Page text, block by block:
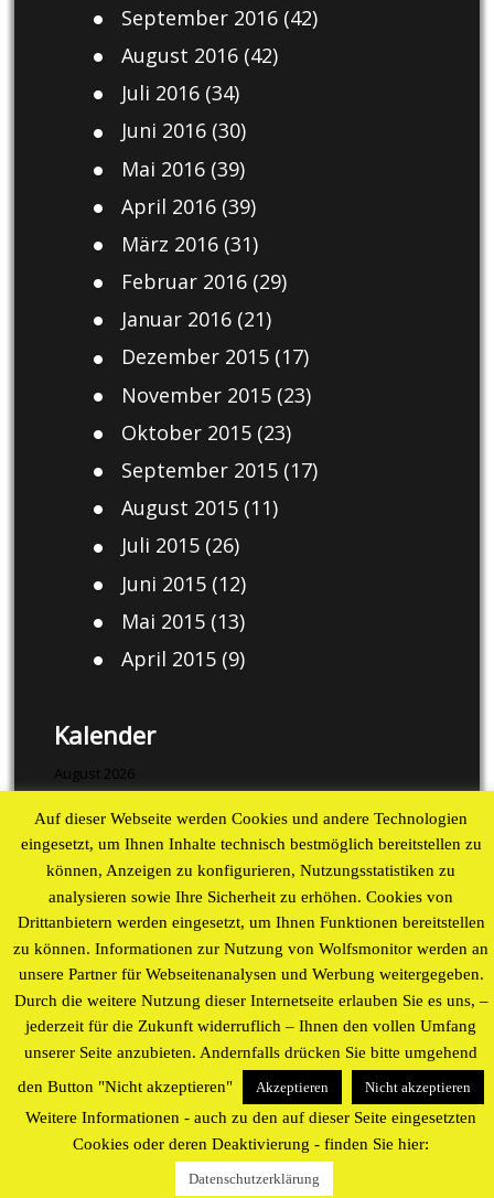
September 2016(42)
August 2016(42)
Juli 2016(34)
Juni 2016(30)
Mai 2016(39)
April 2016(39)
März 2016(31)
Februar 2016(29)
Januar 2016(21)
Dezember 2015(17)
November 2015(23)
Oktober 2015(23)
September 2015(17)
August 2015(11)
Juli 2015(26)
Juni 2015(12)
Mai 2015(13)
April 2015(9)
Kalender
August 2026
M D M D F S
S
1
2
3
4 5 6 7 8
9
10
11 12 13 14 15
16
17
18 19 20 21 22
23
31
« Aug
Proudly powered by WordPresstheme byWP Blogs
Auf dieser Webseite werden Cookies und andere Technologien
eingesetzt, um Ihnen Inhalte technisch bestmöglich bereitstellen zu
können, Anzeigen zu konfigurieren, Nutzungsstatistiken zu
analysieren sowie Ihre Sicherheit zu erhöhen. Cookies von
Drittanbietern werden eingesetzt, um Ihnen Funktionen bereitstellen
zu können. Informationen zur Nutzung von Wolfsmonitor werden an
unsere Partner für Webseitenanalysen und Werbung weitergegeben.
Durch die weitere Nutzung dieser Internetseite erlauben Sie es uns, –
jederzeit für die Zukunft widerruflich – Ihnen den vollen Umfang
unserer Seite anzubieten. Andernfalls drücken Sie bitte umgehend
den Button "Nicht akzeptieren"
Akzeptieren Nicht akzeptieren
Weitere Informationen - auch zu den auf dieser Seite eingesetzten
Cookies oder deren Deaktivierung - finden Sie hier:
Datenschutzerklärung